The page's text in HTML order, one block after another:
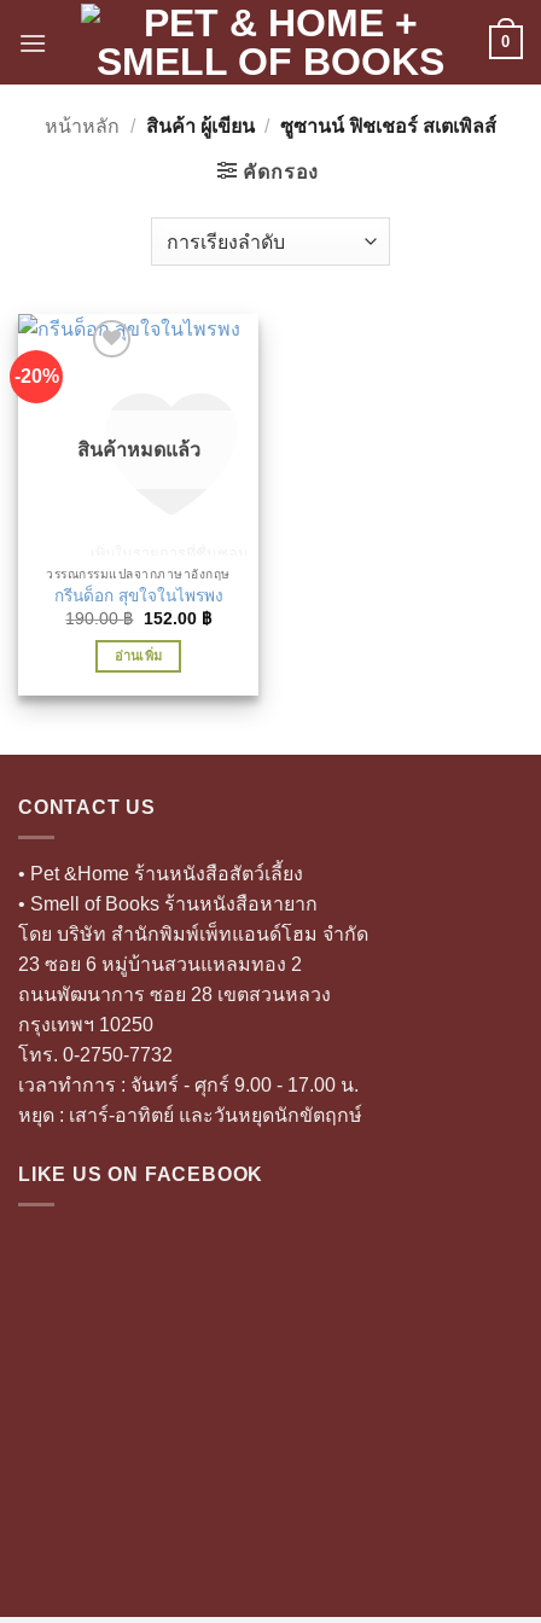
0
หน้าหลัก / สินค้า ผู้เขียน / ซูซานน์ ฟิชเชอร์ สเตเพิลส์
คัดกรอง
-20%
สินค้าหมดแล้ว
วรรณกรรมแปลจากภาษาอังกฤษ
กรีนด็อก สุขใจในไพรพง
190.00฿
Original
was:
190.00 ฿.
152.00 ฿Current
อ่านเพิ่ม
CONTACT US
• Pet &Home ร้านหนังสือสัตว์เลี้ยง
• Smell of Books ร้านหนังสือหายาก
โดย บริษัท สำนักพิมพ์เพ็ทแอนด์โฮม จำกัด
23 ซอย 6 หมู่บ้านสวนแหลมทอง 2
ถนนพัฒนาการ ซอย 28 เขตสวนหลวง
กรุงเทพฯ 10250
โทร. 0-2750-7732
เวลาทำการ : จันทร์ - ศุกร์ 9.00 - 17.00 น.
หยุด : เสาร์-อาทิตย์ และวันหยุดนักขัตฤกษ์
LIKE US ON FACEBOOK